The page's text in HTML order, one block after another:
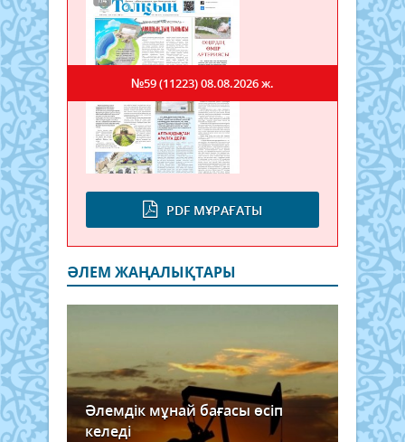
PDF МҰРАҒАТЫ
№59 (11223)08.08.2026 ж.
ӘЛЕМ ЖАҢАЛЫҚТАРЫ
Әлемдік мұнай бағасы өсіп
келеді